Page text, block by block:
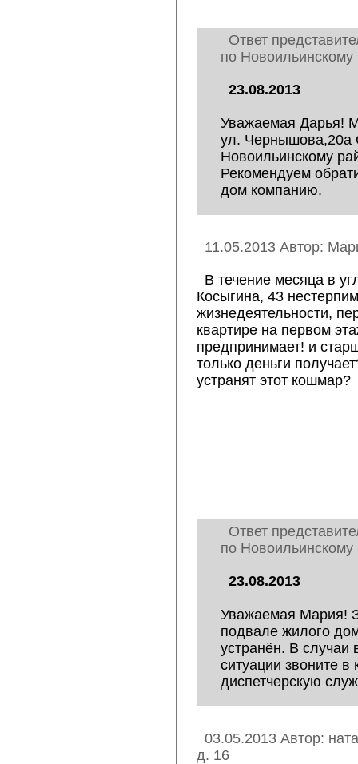
Ответ
по Новоильинскому
23.08.2013
Уважаемая Дарья!
ул. Чернышова,20а
Новоильинскому
Рекомендуем
дом компанию.
11.05.2013 Автор:
В течение месяца в
Косыгина, 43
жизнедеятельности,
квартире на первом
предпринимает! и
только деньги
устранят этот кошмар?
Ответ
по Новоильинскому
23.08.2013
Уважаемая Мария!
подвале жилого
устранён. В случаи
ситуации звоните в
диспетчерскую
03.05.2013 Автор:
д. 16